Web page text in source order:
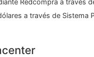
Redcompra a través
a través de Sistema